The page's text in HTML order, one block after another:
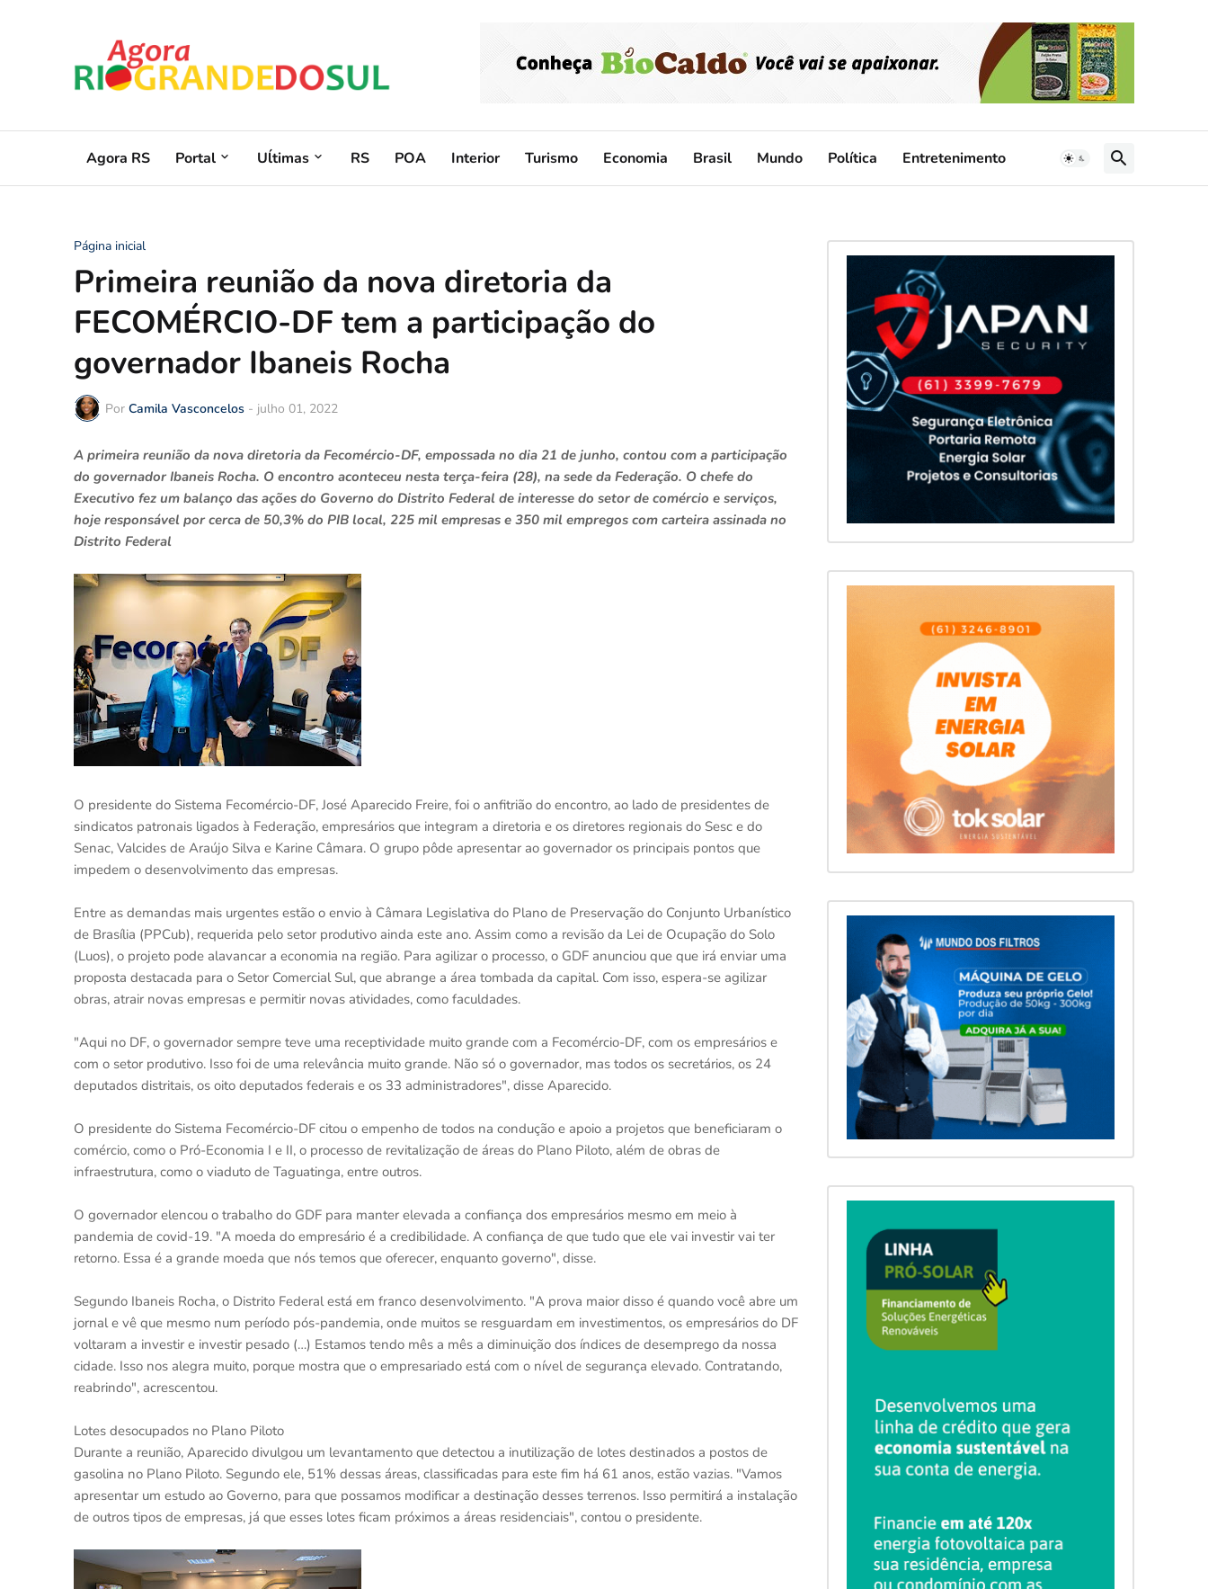
Agora RS Portal Uĺtimas RS POA Interior Turismo Economia Brasil Mundo Política Entretenimento
Página inicial
Primeira reunião da nova diretoria da
FECOMÉRCIO-DF tem a participação do
governador Ibaneis Rocha
Por Camila Vasconcelos - julho 01, 2022
A primeira reunião da nova diretoria da Fecomércio-DF, empossada no dia 21 de junho, contou com a participação
do governador Ibaneis Rocha. O encontro aconteceu nesta terça-feira (28), na sede da Federação. O chefe do
Executivo fez um balanço das ações do Governo do Distrito Federal de interesse do setor de comércio e serviços,
hoje responsável por cerca de 50,3% do PIB local, 225 mil empresas e 350 mil empregos com carteira assinada no
Distrito Federal
O presidente do Sistema Fecomércio-DF, José Aparecido Freire, foi o anfitrião do encontro, ao lado de presidentes de
sindicatos patronais ligados à Federação, empresários que integram a diretoria e os diretores regionais do Sesc e do
Senac, Valcides de Araújo Silva e Karine Câmara. O grupo pôde apresentar ao governador os principais pontos que
impedem o desenvolvimento das empresas.
Entre as demandas mais urgentes estão o envio à Câmara Legislativa do Plano de Preservação do Conjunto Urbanístico
de Brasília (PPCub), requerida pelo setor produtivo ainda este ano. Assim como a revisão da Lei de Ocupação do Solo
(Luos), o projeto pode alavancar a economia na região. Para agilizar o processo, o GDF anunciou que que irá enviar uma
proposta destacada para o Setor Comercial Sul, que abrange a área tombada da capital. Com isso, espera-se agilizar
obras, atrair novas empresas e permitir novas atividades, como faculdades.
"Aqui no DF, o governador sempre teve uma receptividade muito grande com a Fecomércio-DF, com os empresários e
com o setor produtivo. Isso foi de uma relevância muito grande. Não só o governador, mas todos os secretários, os 24
deputados distritais, os oito deputados federais e os 33 administradores", disse Aparecido.
O presidente do Sistema Fecomércio-DF citou o empenho de todos na condução e apoio a projetos que beneficiaram o
comércio, como o Pró-Economia I e II, o processo de revitalização de áreas do Plano Piloto, além de obras de
infraestrutura, como o viaduto de Taguatinga, entre outros.
O governador elencou o trabalho do GDF para manter elevada a confiança dos empresários mesmo em meio à
pandemia de covid-19. "A moeda do empresário é a credibilidade. A confiança de que tudo que ele vai investir vai ter
retorno. Essa é a grande moeda que nós temos que oferecer, enquanto governo", disse.
Segundo Ibaneis Rocha, o Distrito Federal está em franco desenvolvimento. "A prova maior disso é quando você abre um
jornal e vê que mesmo num período pós-pandemia, onde muitos se resguardam em investimentos, os empresários do DF
voltaram a investir e investir pesado (…) Estamos tendo mês a mês a diminuição dos índices de desemprego da nossa
cidade. Isso nos alegra muito, porque mostra que o empresariado está com o nível de segurança elevado. Contratando,
reabrindo", acrescentou.
Lotes desocupados no Plano Piloto
Durante a reunião, Aparecido divulgou um levantamento que detectou a inutilização de lotes destinados a postos de
gasolina no Plano Piloto. Segundo ele, 51% dessas áreas, classificadas para este fim há 61 anos, estão vazias. "Vamos
apresentar um estudo ao Governo, para que possamos modificar a destinação desses terrenos. Isso permitirá a instalação
de outros tipos de empresas, já que esses lotes ficam próximos a áreas residenciais", contou o presidente.